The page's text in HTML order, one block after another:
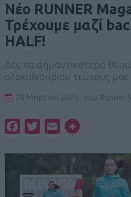
Nέο RUNNER
Τρέχουμε μαζί
HALF!
Δες τα σημαντικότερα
ολοκαίνουριου τεύχους μας
20 Μαρτίου 2025 του Runner
FacebookTwitterEmail